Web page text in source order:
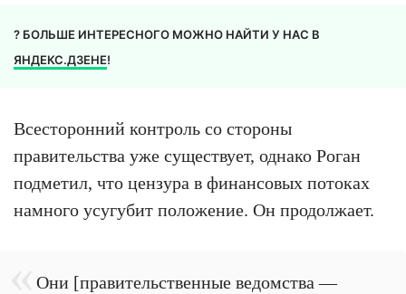
? БОЛЬШЕ ИНТЕРЕСНОГО МОЖНО НАЙТИ У НАС В
ЯНДЕКС.ДЗЕНЕ!
Всесторонний контроль со стороны
правительства уже существует, однако Роган
подметил, что цензура в финансовых потоках
намного усугубит положение. Он продолжает.
Они [правительственные ведомства —